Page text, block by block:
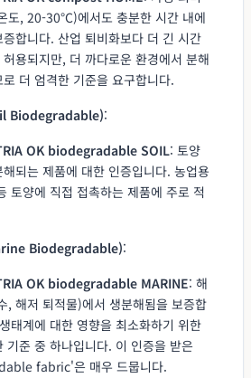
도, 20-30°C)에서도 충분한 시간 내에
합니다. 산업 퇴비화보다 더 긴 시간
용되지만, 더 까다로운 환경에서 분해
더 엄격한 기준을 요구합니다.
Biodegradable):
OK biodegradable SOIL: 토양
되는 제품에 대한 인증입니다. 농업용
토양에 직접 접촉하는 제품에 주로 적
Biodegradable):
OK biodegradable MARINE: 해
, 해저 퇴적물)에서 생분해됨을 보증합
태계에 대한 영향을 최소화하기 위한
기준 중 하나입니다. 이 인증을 받은
fabric'은 매우 드뭅니다.